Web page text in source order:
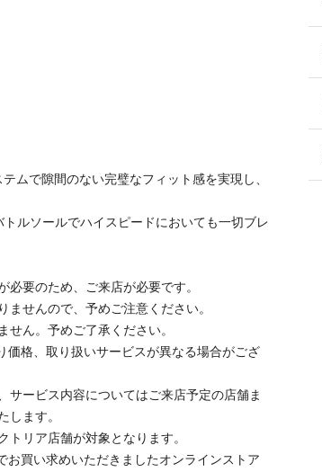
ムで隙間のない完璧なフィット感を実現し、
ルソールでハイスピードにおいても一切ブレ
要のため、ご来店が必要です。
せんので、予めご注意ください。
ん。予めご了承ください。
格、取り扱いサービスが異なる場合がござ
ービス内容についてはご来店予定の店舗ま
ます。
リア店舗が対象となります。
買い求めいただきましたオンラインストア